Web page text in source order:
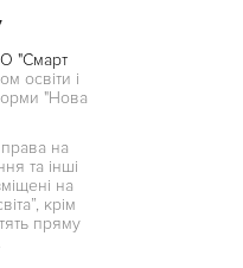
"Смарт
освіти і
"Нова
на
та інші
на
крім
пряму